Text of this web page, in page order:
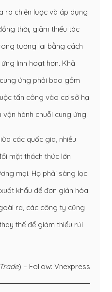
ra chiến lược và áp dụng
thời, giảm thiểu tác
tương lai bằng cách
linh hoạt hơn. Khả
ứng phải bao gồm
tấn công vào cơ sở hạ
hành chuỗi cung ứng.
các quốc gia, nhiều
mặt thách thức lớn
mại. Họ phải sàng lọc
khẩu để đơn giản hóa
ra, các công ty cũng
thế để giảm thiểu rủi
) – Follow: Vnexpress